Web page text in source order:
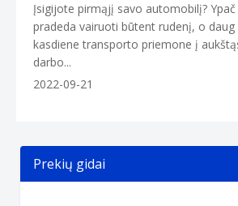
Įsigijote pirmąjį savo automobilį?
pradeda vairuoti būtent rudenį, o
kasdiene transporto priemone į
darbo...
2022-09-21
Prekių gidai